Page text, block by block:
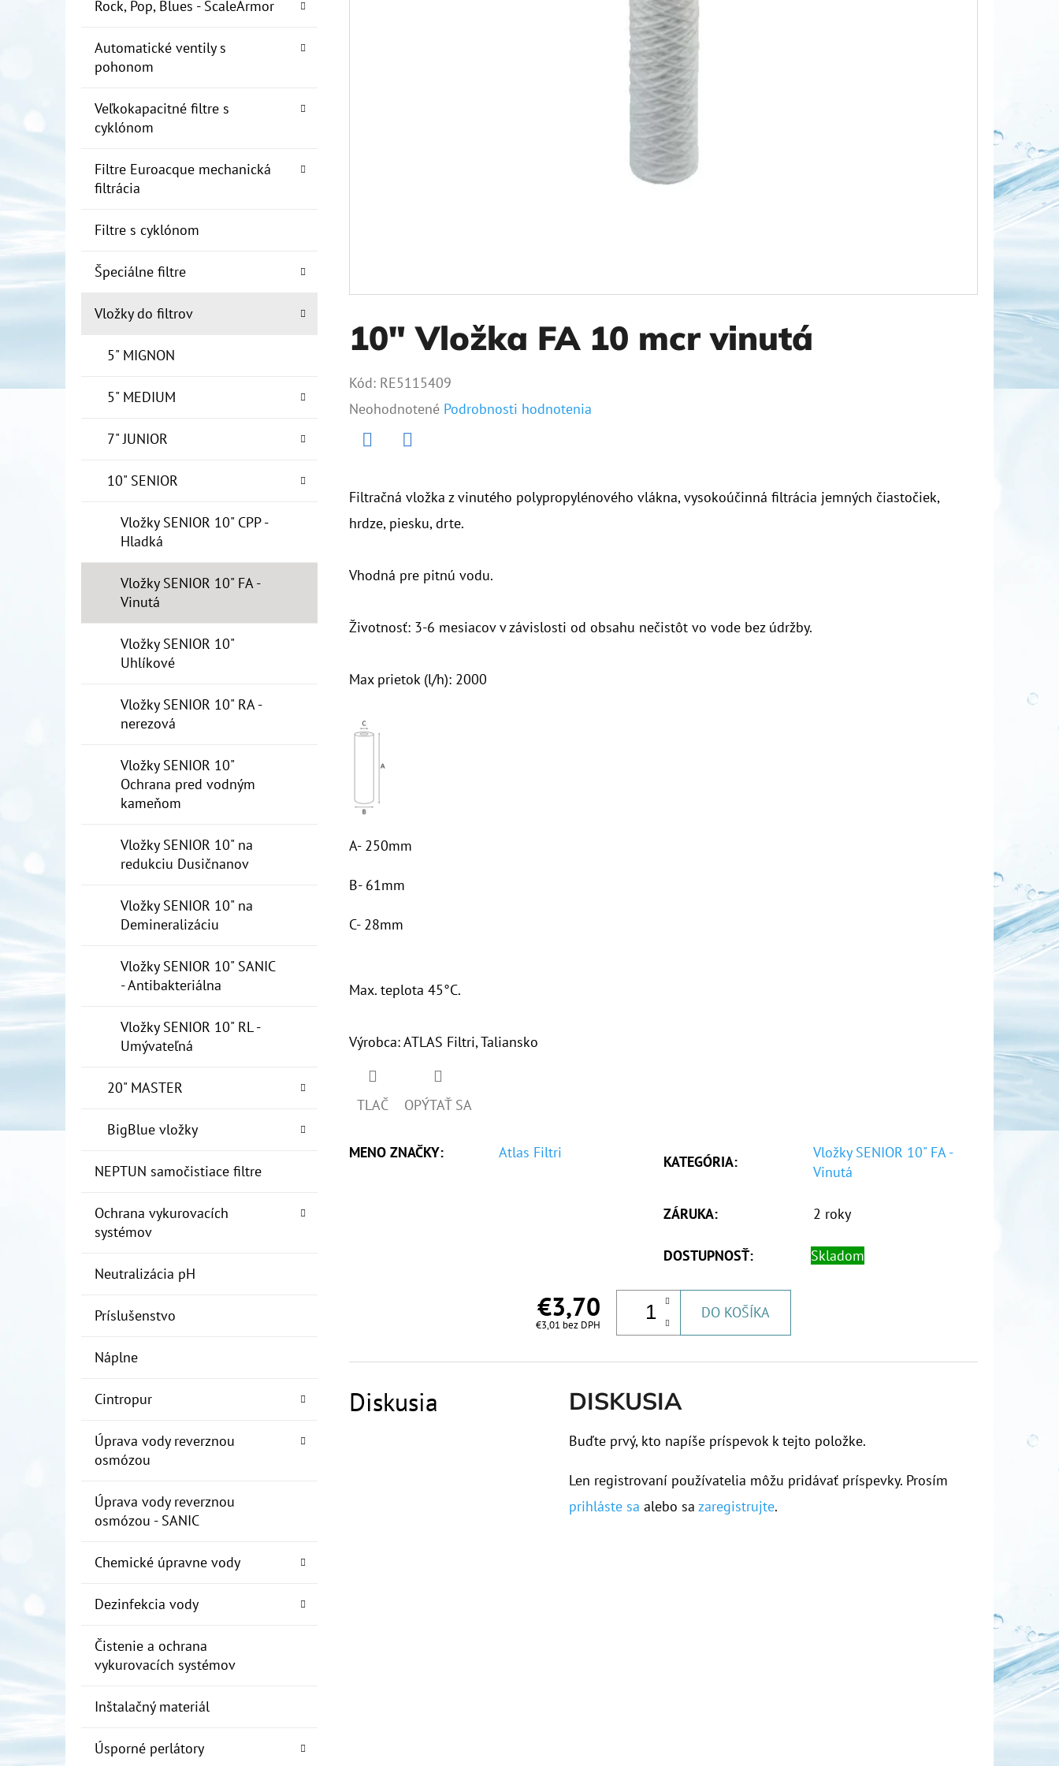
Rock, Pop, Blues - ScaleArmor
Automatické ventily s
pohonom
Veľkokapacitné filtre s
cyklónom
Filtre Euroacque mechanická
filtrácia
Filtre s cyklónom
Špeciálne filtre
Vložky do filtrov
5" MIGNON
5" MEDIUM
7" JUNIOR
10" SENIOR
Vložky SENIOR 10" CPP -
Hladká
Vložky SENIOR 10" FA -
Vinutá
Vložky SENIOR 10"
Uhlíkové
Vložky SENIOR 10" RA -
nerezová
Vložky SENIOR 10"
Ochrana pred vodným
kameňom
Vložky SENIOR 10" na
redukciu Dusičnanov
Vložky SENIOR 10" na
Demineralizáciu
Vložky SENIOR 10" SANIC
- Antibakteriálna
Vložky SENIOR 10" RL -
Umývateľná
20" MASTER
BigBlue vložky
NEPTUN samočistiace filtre
Ochrana vykurovacích
systémov
Neutralizácia pH
Príslušenstvo
Náplne
Cintropur
Úprava vody reverznou
osmózou
Úprava vody reverznou
osmózou - SANIC
Chemické úpravne vody
Dezinfekcia vody
Čistenie a ochrana
vykurovacích systémov
Inštalačný materiál
Úsporné perlátory
10" Vložka FA 10 mcr vinutá
Kód: RE5115409
Priemerné
hodnotenie
Neohodnotené Podrobnosti hodnotenia
Filtračná vložka z vinutého polypropylénového vlákna, vysokoúčinná filtrácia jemných čiastočiek,
hrdze, piesku, drte.
Vhodná pre pitnú vodu.
Životnosť: 3-6 mesiacov v závislosti od obsahu nečistôt vo vode bez údržby.
Max prietok (l/h): 2000
A- 250mm
B- 61mm
C- 28mm
Max. teplota 45°C.
Výrobca: ATLAS Filtri, Taliansko
TLAČ OPÝTAŤ SA
MENO ZNAČKY: Atlas Filtri
KATEGÓRIA:
Vložky SENIOR 10" FA -
Vinutá
ZÁRUKA: 2 roky
DOSTUPNOSŤ: Skladom
€3,70
€3,01 bez DPH
DO KOŠÍKA
Diskusia DISKUSIA
Buďte prvý, kto napíše príspevok k tejto položke.
Len registrovaní používatelia môžu pridávať príspevky. Prosím
prihláste sa alebo sazaregistrujte.
10" FILTER SENIOR 1"
€19
10" FILTER SENIOR DUO 1"
€37,10